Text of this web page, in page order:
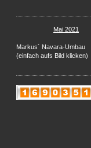
Mai 2021
Markus´ Navara-Umbau
(einfach aufs Bild klicken)